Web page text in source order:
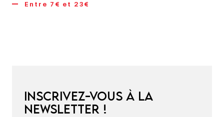
Entre 7€ et 23€
Inscrivez-vous à la
newsletter !